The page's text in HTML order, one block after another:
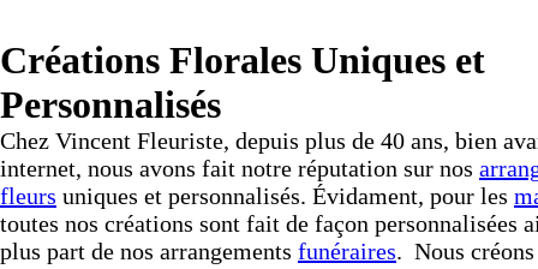
Créations Florales Uniques et
Personnalisés
Chez Vincent Fleuriste, depuis plus de 40 ans, bien
internet, nous avons fait notre réputation sur nos
fleurs uniques et personnalisés. Évidament, pour les
toutes nos créations sont fait de façon personnalisées
plus part de nos arrangements funéraires. Nous créons